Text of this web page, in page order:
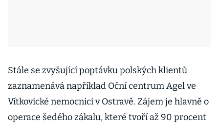
Stále se zvyšující poptávku polských klientů
zaznamenává například Oční centrum Agel ve
Vítkovické nemocnici v Ostravě. Zájem je hlavně o
operace šedého zákalu, které tvoří až 90 procent